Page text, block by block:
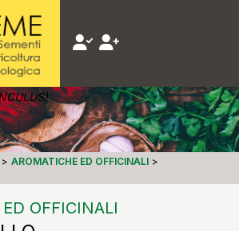
> AROMATICHE ED OFFICINALI >
OFFICINALI